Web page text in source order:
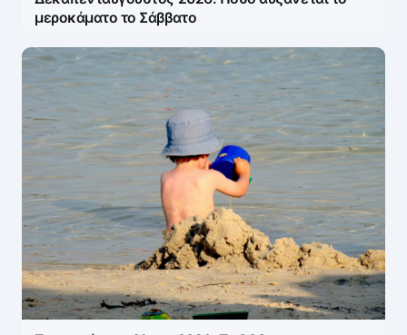
μεροκάματο το Σάββατο